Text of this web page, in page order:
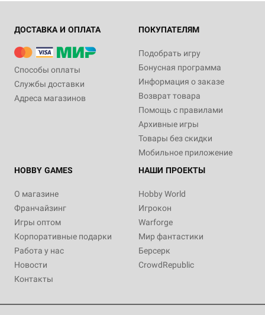
ДОСТАВКА И ОПЛАТА
Способы оплаты
Службы доставки
Адреса магазинов
ПОКУПАТЕЛЯМ
Подобрать игру
Бонусная программа
Информация о заказе
Возврат товара
Помощь с правилами
Архивные игры
Товары без скидки
Мобильное приложение
HOBBY GAMES
О магазине
Франчайзинг
Игры оптом
Корпоративные подарки
Работа у нас
Новости
Контакты
НАШИ ПРОЕКТЫ
Hobby World
Игрокон
Warforge
Мир фантастики
Берсерк
CrowdRepublic